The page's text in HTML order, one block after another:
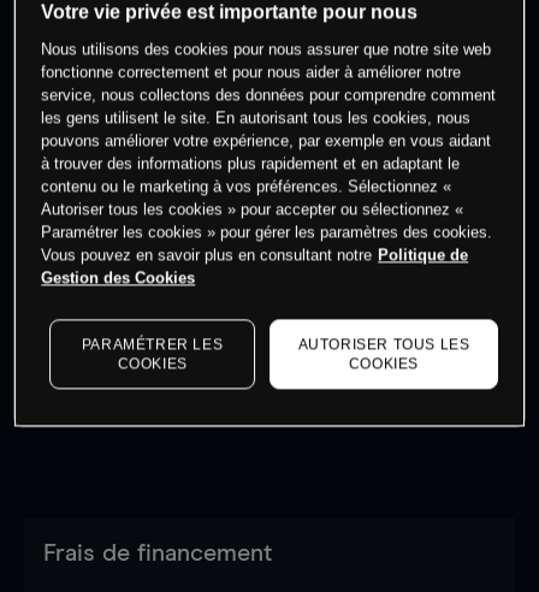
0% des clients ont une position à
cet actif
Commencez à trader
Les prix sont indicatifs.
market data
Frais de financement
Votre vie privée est importante pour nous
Nous utilisons des cookies pour nous assurer que notre site web
fonctionne correctement et pour nous aider à améliorer notre
service, nous collectons des données pour comprendre comment
les gens utilisent le site. En autorisant tous les cookies, nous
pouvons améliorer votre expérience, par exemple en vous aidant
à trouver des informations plus rapidement et en adaptant le
contenu ou le marketing à vos préférences. Sélectionnez «
Autoriser tous les cookies » pour accepter ou sélectionnez «
Paramétrer les cookies » pour gérer les paramètres des cookies.
Vous pouvez en savoir plus en consultant notre Politique de
Gestion des Cookies
PARAMÉTRER LES
COOKIES
AUTORISER TOUS LES
COOKIES